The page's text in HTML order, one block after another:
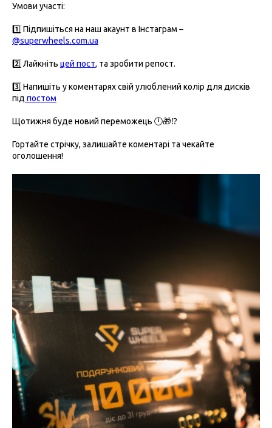
Умови участі:
1️⃣ Підпишіться на наш акаунт в Інстаграм –
@superwheels.com.ua
2️⃣ Лайкніть цей пост, та зробити репост.
3️⃣ Напишіть у коментарях свій улюблений колір для дисків
під постом
Щотижня буде новий переможець 🕛🎁⁉️
Гортайте стрічку, залишайте коментарі та чекайте
оголошення!